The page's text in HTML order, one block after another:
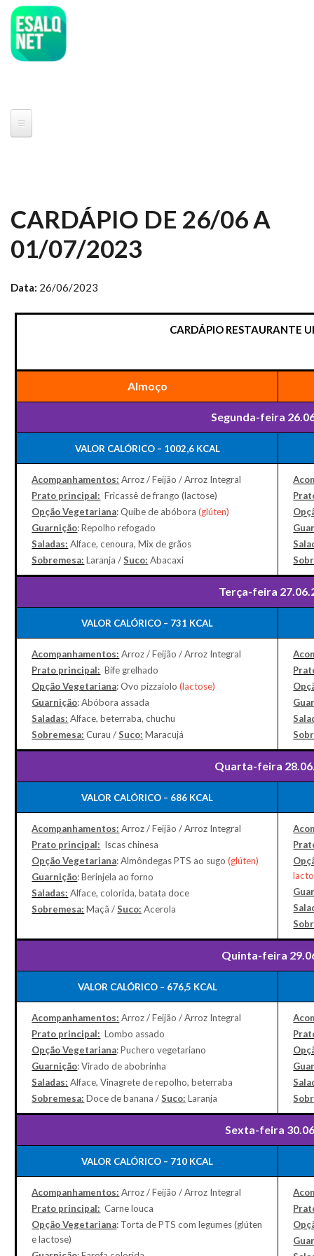
Pular para o conteúdo principal
CARDÁPIO DE 26/06 A
01/07/2023
Data: 26/06/2023
CARDÁPIO RESTAURANTE
Almoço
Segunda-feira
VALOR CALÓRICO – 1002,6 KCAL
Acompanhamentos: Arroz / Feijão / Arroz Integral
Prato principal: Fricassê de frango (lactose)
Opção Vegetariana: Quibe de abóbora(glúten)
Guarnição: Repolho refogado
Saladas: Alface, cenoura, Mix de grãos
Sobremesa: Laranja /Suco: Abacaxi
Terça-feira
VALOR CALÓRICO – 731 KCAL
Acompanhamentos: Arroz / Feijão / Arroz Integral
Prato principal: Bife grelhado
Opção Vegetariana: Ovo pizzaiolo (lactose)
Guarnição: Abóbora assada
Saladas: Alface, beterraba, chuchu
Sobremesa: Curau /Suco: Maracujá
Quarta-feira
VALOR CALÓRICO – 686 KCAL
Acompanhamentos: Arroz / Feijão / Arroz Integral
Prato principal: Iscas chinesa
Opção Vegetariana: Almôndegas PTS ao sugo(glúten)
Guarnição: Berinjela ao forno
Saladas: Alface, colorida, batata doce
Sobremesa: Maçã /Suco: Acerola
Quinta-feira
VALOR CALÓRICO – 676,5 KCAL
Acompanhamentos: Arroz / Feijão / Arroz Integral
Prato principal: Lombo assado
Opção Vegetariana: Puchero vegetariano
Guarnição: Virado de abobrinha
Saladas: Alface, Vinagrete de repolho, beterraba
Sobremesa: Doce de banana /Suco: Laranja
Sexta-feira
VALOR CALÓRICO – 710 KCAL
Acompanhamentos: Arroz / Feijão / Arroz Integral
Prato principal: Carne louca
Opção Vegetariana: Torta de PTS com legumes (glúten
e lactose)